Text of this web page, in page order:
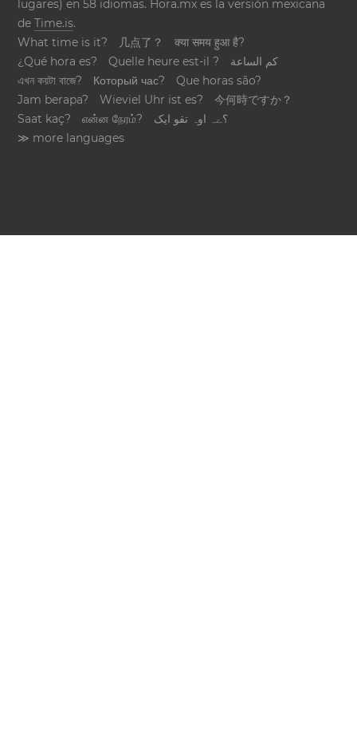
lugares) en 58 idiomas. Hora.mx es la versión mexicana
deTime.is.
What time is it?
几点了？
क्या समय हुआ है?
¿Qué hora es?
Quelle heure est-il ?
كم الساعة
এখন কয়টা বাজে?
Который час?
Que horas são?
Jam berapa?
Wieviel Uhr ist es?
今何時ですか？
Saat kaç?
என்ன நேரம்?
؟ےہ اوہ تقو ایک
≫ more languages